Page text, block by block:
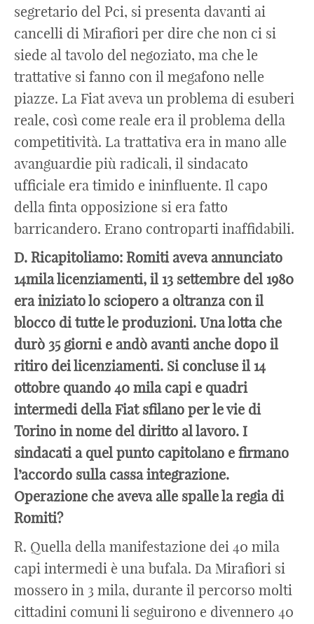
segretario del Pci, si presenta davanti ai
cancelli di Mirafiori per dire che non ci si
siede al tavolo del negoziato, ma che le
trattative si fanno con il megafono nelle
piazze. La Fiat aveva un problema di esuberi
reale, così come reale era il problema della
competitività. La trattativa era in mano alle
avanguardie più radicali, il sindacato
ufficiale era timido e ininfluente. Il capo
della finta opposizione si era fatto
barricandero. Erano controparti inaffidabili.
D. Ricapitoliamo: Romiti aveva annunciato
14mila licenziamenti, il 13 settembre del 1980
era iniziato lo sciopero a oltranza con il
blocco di tutte le produzioni. Una lotta che
durò 35 giorni e andò avanti anche dopo il
ritiro dei licenziamenti. Si concluse il 14
ottobre quando 40 mila capi e quadri
intermedi della Fiat sfilano per le vie di
Torino in nome del diritto al lavoro. I
sindacati a quel punto capitolano e firmano
l’accordo sulla cassa integrazione.
Operazione che aveva alle spalle la regia di
Romiti?
R. Quella della manifestazione dei 40 mila
capi intermedi è una bufala. Da Mirafiori si
mossero in 3 mila, durante il percorso molti
cittadini comuni li seguirono e divennero 40